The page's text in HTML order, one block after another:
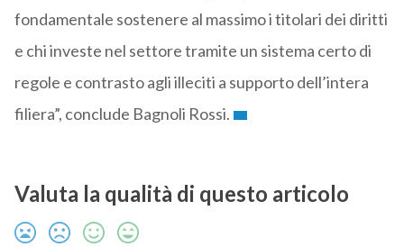
fondamentale sostenere al massimo i titolari dei diritti
e chi investe nel settore tramite un sistema certo di
regole e contrasto agli illeciti a supporto dell’intera
filiera”, conclude Bagnoli Rossi.
Valuta la qualità di questo articolo